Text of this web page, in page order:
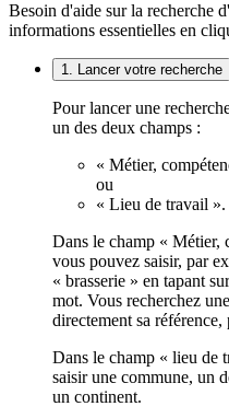
Besoin d'aide sur la recherche
informations essentielles en
1. Lancer votre recherche
Pour lancer une
un des deux champs :
« Métier,
ou
« Lieu de travail ».
Dans le champ « Métier,
vous pouvez saisir, par
« brasserie » en tapant
mot. Vous recherchez
directement sa
Dans le champ « lieu de
saisir une commune, un
un continent.